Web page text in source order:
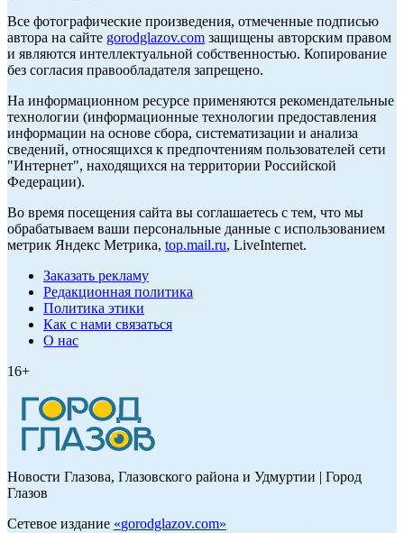
Все фотографические произведения, отмеченные подписью
автора на сайте gorodglazov.com защищены авторским правом
и являются интеллектуальной собственностью. Копирование
без согласия правообладателя запрещено.
На информационном ресурсе применяются рекомендательные
технологии (информационные технологии предоставления
информации на основе сбора, систематизации и анализа
сведений, относящихся к предпочтениям пользователей сети
"Интернет", находящихся на территории Российской
Федерации).
Во время посещения сайта вы соглашаетесь с тем, что мы
обрабатываем ваши персональные данные с использованием
метрик Яндекс Метрика, top.mail.ru, LiveInternet.
Заказать рекламу
Редакционная политика
Политика этики
Как с нами связаться
О нас
16+
Новости Глазова, Глазовского района и Удмуртии | Город
Глазов
Сетевое издание «gorodglazov.com»